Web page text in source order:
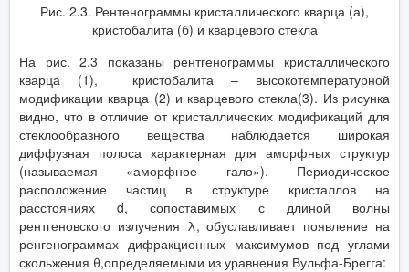
Рис. 2.3. Рентенограммы кристаллического кварца (а),
кристобалита (б) и кварцевого стекла
На рис. 2.3 показаны рентгенограммы кристаллического
кварца (1), кристобалита – высокотемпературной
модификации кварца (2) и кварцевого стекла(3). Из рисунка
видно, что в отличие от кристаллических модификаций для
стеклообразного вещества наблюдается широкая
диффузная полоса характерная для аморфных структур
(называемая «аморфное гало»). Периодическое
расположение частиц в структуре кристаллов на
расстояниях d, сопоставимых с длиной волны
рентгеновского излучения λ, обуславливает появление на
ренгенограммах дифракционных максимумов под углами
скольжения θ,определяемыми из уравнения Вульфа-Брегга: